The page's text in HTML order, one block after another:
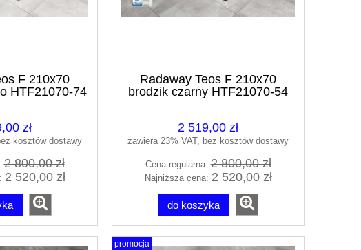
F 210x70
HTF21070-74
zł
kosztów dostawy
2 800,00 zł
2 520,00 zł
Radaway Teos F 210x70
brodzik czarny HTF21070-54
2 519,00 zł
zawiera 23% VAT, bez kosztów dostawy
Cena regularna:2 800,00 zł
Najniższa cena:2 520,00 zł
do koszyka
promocja